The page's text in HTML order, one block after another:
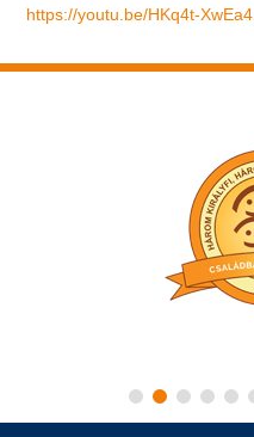
https://youtu.be/HKq4t-XwEa4.